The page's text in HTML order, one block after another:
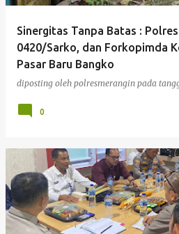
Sinergitas Tanpa Batas :
0420/Sarko, dan Forkopimda
Pasar Baru Bangko
diposting oleh polresmerangin pada
0